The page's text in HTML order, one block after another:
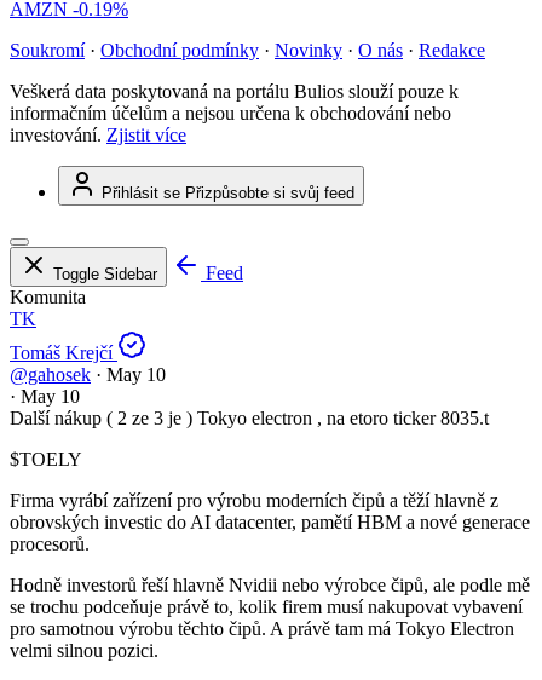
AMZN -0.19%
Soukromí · Obchodní podmínky · Novinky · O nás · Redakce
Veškerá data poskytovaná na portálu Bulios slouží pouze k
informačním účelům a nejsou určena k obchodování nebo
investování. Zjistit více
Přihlásit se Přizpůsobte si svůj feed
Toggle Sidebar
Feed
Komunita
TK
Tomáš Krejčí
@gahosek · May 10
· May 10
Další nákup ( 2 ze 3 je ) Tokyo electron , na etoro ticker 8035.t
$TOELY
Firma vyrábí zařízení pro výrobu moderních čipů a těží hlavně z
obrovských investic do AI datacenter, pamětí HBM a nové generace
procesorů.
Hodně investorů řeší hlavně Nvidii nebo výrobce čipů, ale podle mě
se trochu podceňuje právě to, kolik firem musí nakupovat vybavení
pro samotnou výrobu těchto čipů. A právě tam má Tokyo Electron
velmi silnou pozici.